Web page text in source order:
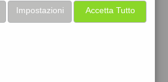
tamoil erg
Accetta Tutto
Impostazioni